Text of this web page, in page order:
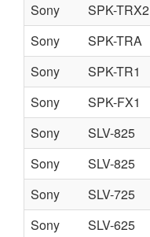
Sony
SPK-TRX2
Sony
SPK-TRA
Sony
SPK-TR1
Sony
SPK-FX1
Sony
SLV-825
Sony
SLV-825
Sony
SLV-725
Sony
SLV-625